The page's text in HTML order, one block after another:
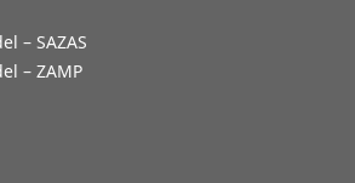
– SAZAS
– ZAMP